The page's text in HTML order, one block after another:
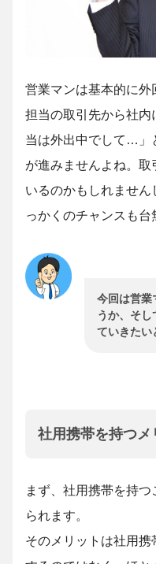
営業マンは基本的に外
担当の取引先から社内
当は外出中でして…」
が進みませんよね。
いるのかもしれませ
っかくのチャンスも台
今回は営業
うか、そ
ていきたい
社用携帯を持つメ
まず、社用携帯を持
られます。
そのメリットは社用